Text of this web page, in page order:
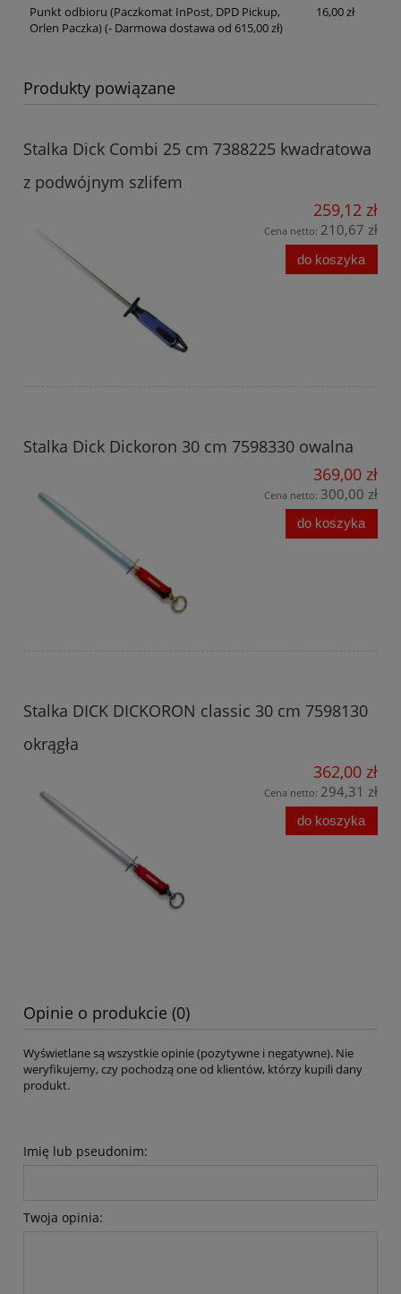
Punkt odbioru (Paczkomat InPost, DPD Pickup,
Orlen Paczka)(- Darmowa dostawa od 615,00 zł)
16,00 zł
Produkty powiązane
Stalka Dick Combi 25 cm 7388225 kwadratowa
z podwójnym szlifem
259,12 zł
Cena netto: 210,67 zł
do koszyka
Stalka Dick Dickoron 30 cm 7598330 owalna
369,00 zł
Cena netto: 300,00 zł
do koszyka
Stalka DICK DICKORON classic 30 cm 7598130
okrągła
362,00 zł
Cena netto: 294,31 zł
do koszyka
Opinie o produkcie (0)
Wyświetlane są wszystkie opinie (pozytywne i negatywne). Nie
weryfikujemy, czy pochodzą one od klientów, którzy kupili dany
produkt.
Imię lub pseudonim:
Twoja opinia: